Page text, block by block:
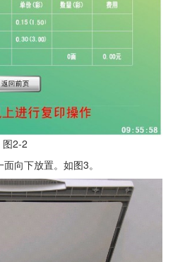
图2-2
向下放置。如图3。